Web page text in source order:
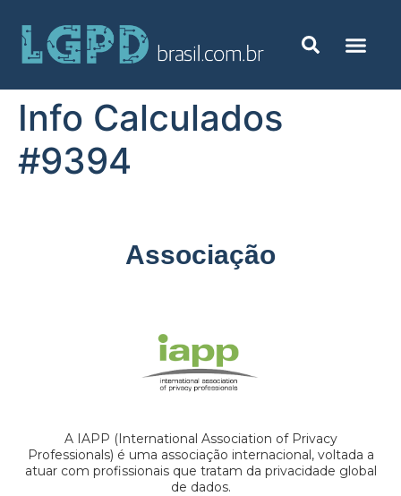
Info Calculados
#9394
Associação
A IAPP (International Association of Privacy
Professionals) é uma associação internacional, voltada a
atuar com profissionais que tratam da privacidade global
de dados.